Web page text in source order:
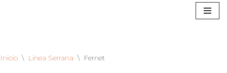
Inicio \ Linea Serrana \ Fernet